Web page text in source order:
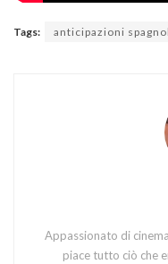
Tags: anticipazioni
Appassionato di
piace tutto ciò che